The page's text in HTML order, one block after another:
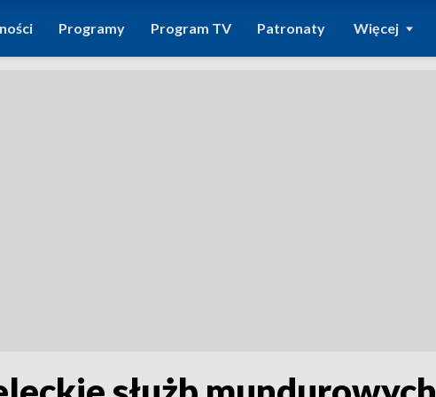
Programy Program TV Patronaty Więcej